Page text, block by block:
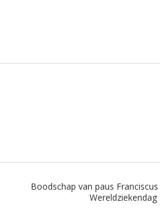
Boodschap van paus
Wereldziekendag